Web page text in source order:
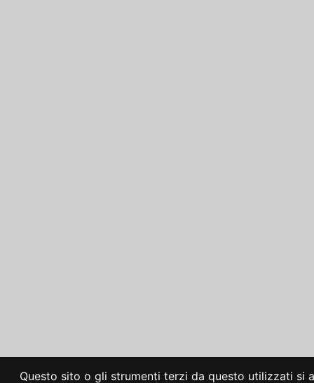
Questo sito o gli strumenti terzi da questo utilizzati si